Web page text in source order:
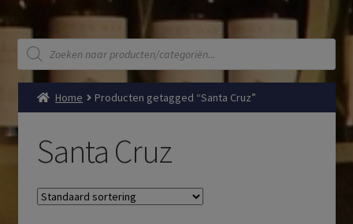
Producten
zoeken
Home Producten getagged “Santa Cruz”
Santa Cruz